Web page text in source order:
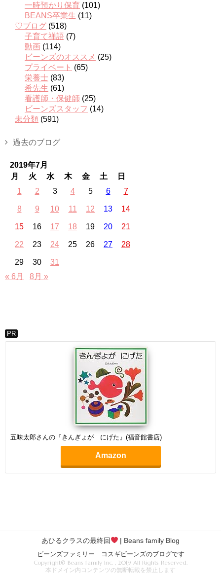
一時預かり保育 (101)
BEANS卒業生 (11)
♡ブログ (518)
子育て禅語 (7)
動画 (114)
ビーンズのオススメ (25)
プライベート (65)
栄養士 (83)
希先生 (61)
看護師・保健師 (25)
ビーンズスタッフ (14)
未分類 (591)
過去のブログ
2019年7月
月
火 水 木 金 土
日
1
2 3 4 5 6 7
8 9 10 11 12 13 14
15 16 17 18 19 20 21
22 23 24 25 26 27 28
29 30
31
« 6月
8月 »
PR
五味太郎さんの『きんぎょが にげた』(福音館書店)
Amazon
あひるクラスの最終回 | Beans family Blog
ビーンズファミリー コスギビーンズのブログです
Copyright© Beans family Inc. , 2019 All Rights Reserved.
本ドメイン内コンテンツの無断転載を禁止します